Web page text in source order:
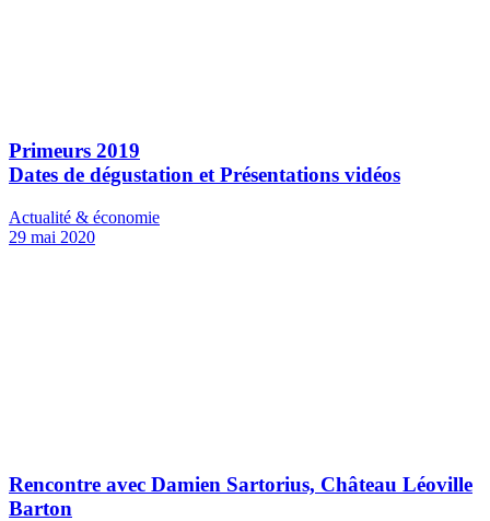
Primeurs 2019
Dates de dégustation et Présentations vidéos
Actualité & économie
29 mai 2020
Rencontre avec Damien Sartorius, Château Léoville
Barton